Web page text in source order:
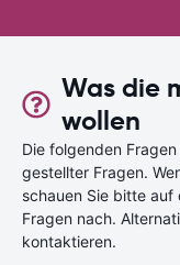
Was die
wollen
Die folgenden
gestellter Fragen.
schauen Sie bitte
Fragen nach.
kontaktieren.